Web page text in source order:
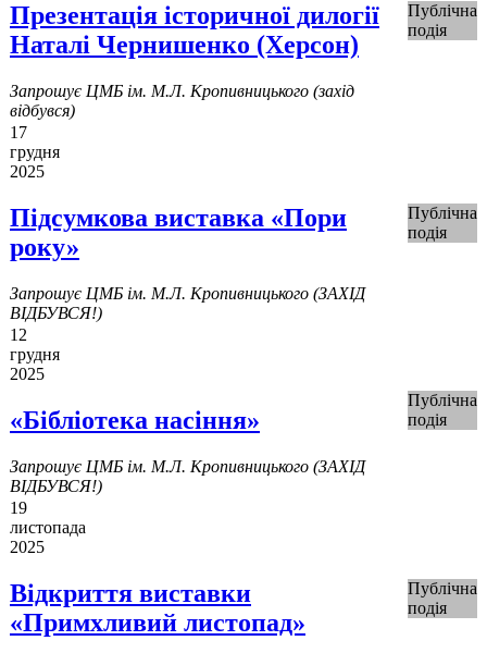
Презентація історичної дилогії
Наталі Чернишенко (Херсон)
Запрошує ЦМБ ім. М.Л. Кропивницького (захід
відбувся)
Публічна
подія
17
грудня
2025
Підсумкова виставка «Пори
року»
Запрошує ЦМБ ім. М.Л. Кропивницького (ЗАХІД
ВІДБУВСЯ!)
Публічна
подія
12
грудня
2025
«Бібліотека насіння»
Запрошує ЦМБ ім. М.Л. Кропивницького (ЗАХІД
ВІДБУВСЯ!)
Публічна
подія
19
листопада
2025
Відкриття виставки
«Примхливий листопад»
Публічна
подія